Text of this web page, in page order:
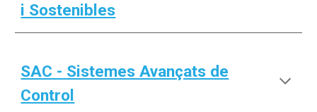
i Sostenibles
SAC - Sistemes Avançats de
Control